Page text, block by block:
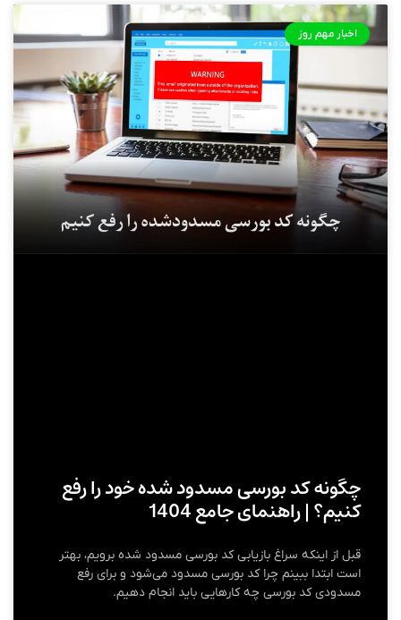
اخبار مهم روز
چگونه کد بورسی مسدود شده خود را رفع
کنیم؟ | راهنمای جامع 1404
قبل از اینکه سراغ بازیابی کد بورسی مسدود شده برویم، بهتر
است ابتدا ببینم چرا کد بورسی مسدود می‌شود و برای رفع
مسدودی کد بورسی چه کارهایی باید انجام دهیم.